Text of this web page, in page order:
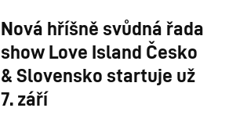
Nová hříšně svůdná řada
show Love Island Česko
& Slovensko startuje už
7. září